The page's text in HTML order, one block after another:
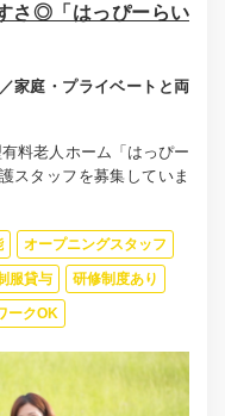
さ◎「はっぴーらい
家庭・プライベートと両
料老人ホーム「はっぴー
スタッフを募集していま
オープニングスタッフ
服貸与 研修制度あり
ークOK